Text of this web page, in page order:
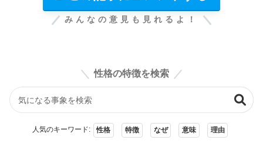
みんなの意見も見れるよ！
性格の特徴を検索
人気のキーワード: 性格 特徴 なぜ 意味 理由